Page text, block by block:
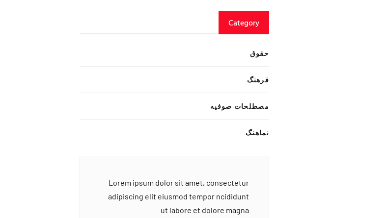
Category
حقوق
فرهنگ
مصطلحات صوفیه
نماهنگ
Lorem ipsum dolor sit amet, consectetur
adipiscing elit eiusmod tempor ncididunt
ut labore et dolore magna